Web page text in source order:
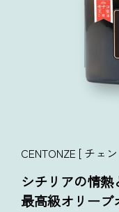
CENTONZE [ チェ
シチリアの情
最高級オリーブ